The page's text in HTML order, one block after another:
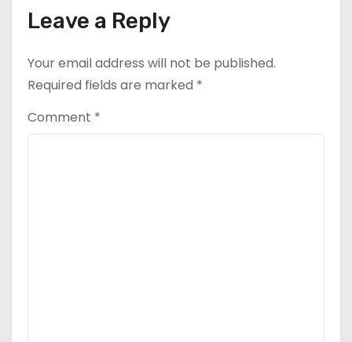
Leave a Reply
Your email address will not be published.
Required fields are marked *
Comment *